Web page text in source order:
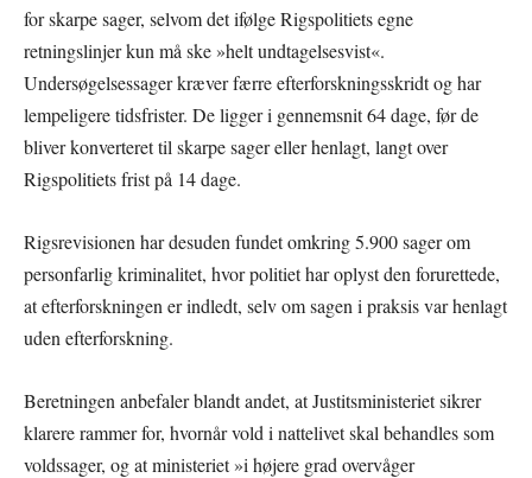
for skarpe sager, selvom det ifølge Rigspolitiets egne
retningslinjer kun må ske »helt undtagelsesvist«.
Undersøgelsessager kræver færre efterforskningsskridt og har
lempeligere tidsfrister. De ligger i gennemsnit 64 dage, før de
bliver konverteret til skarpe sager eller henlagt, langt over
Rigspolitiets frist på 14 dage.
Rigsrevisionen har desuden fundet omkring 5.900 sager om
personfarlig kriminalitet, hvor politiet har oplyst den forurettede,
at efterforskningen er indledt, selv om sagen i praksis var henlagt
uden efterforskning.
Beretningen anbefaler blandt andet, at Justitsministeriet sikrer
klarere rammer for, hvornår vold i nattelivet skal behandles som
voldssager, og at ministeriet »i højere grad overvåger